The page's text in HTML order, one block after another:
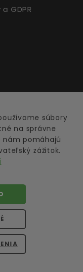
GDPR
povolenia majiteľa
autorským
súbory
na správne
pomáhajú
zážitok.